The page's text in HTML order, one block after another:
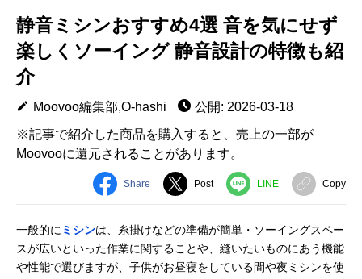
静音ミシンおすすめ4選 音を気にせず
楽しくソーイング 静音設計の特徴も紹
介
Moovoo編集部,O-hashi
公開: 2026-03-18
※記事で紹介した商品を購入すると、売上の一部が
Moovooに還元されることがあります。
Share Post LINE Copy
一般的に ミシンは、糸掛けなどの準備が簡単・ソーイングスペー
スが広いといった作業に関することや、縫いたいものにあう機能
や性能で選びますが、子供がお昼寝をしている間や夜ミシンを使